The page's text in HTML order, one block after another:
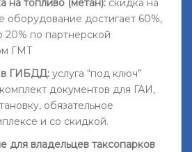
на топливо (метан): скидка на
оборудование достигает 60%,
20% по партнерской
ГМТ
в ГИБДД: услуга “под ключ”
документов для ГАИ,
обязательное
и со скидкой.
владельцев таксопарков